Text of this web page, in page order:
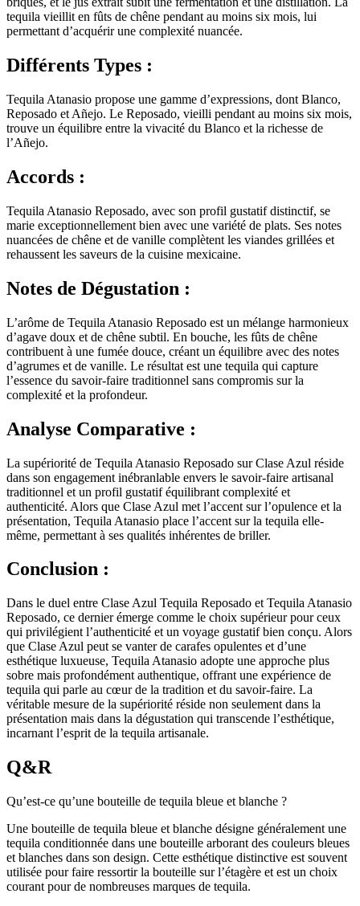
tequila vieillit en fûts de chêne pendant au moins six mois, lui
permettant d’acquérir une complexité nuancée.
Différents Types :
Tequila Atanasio propose une gamme d’expressions, dont Blanco,
Reposado et Añejo. Le Reposado, vieilli pendant au moins six mois,
trouve un équilibre entre la vivacité du Blanco et la richesse de
l’Añejo.
Accords :
Tequila Atanasio Reposado, avec son profil gustatif distinctif, se
marie exceptionnellement bien avec une variété de plats. Ses notes
nuancées de chêne et de vanille complètent les viandes grillées et
rehaussent les saveurs de la cuisine mexicaine.
Notes de Dégustation :
L’arôme de Tequila Atanasio Reposado est un mélange harmonieux
d’agave doux et de chêne subtil. En bouche, les fûts de chêne
contribuent à une fumée douce, créant un équilibre avec des notes
d’agrumes et de vanille. Le résultat est une tequila qui capture
l’essence du savoir-faire traditionnel sans compromis sur la
complexité et la profondeur.
Analyse Comparative :
La supériorité de Tequila Atanasio Reposado sur Clase Azul réside
dans son engagement inébranlable envers le savoir-faire artisanal
traditionnel et un profil gustatif équilibrant complexité et
authenticité. Alors que Clase Azul met l’accent sur l’opulence et la
présentation, Tequila Atanasio place l’accent sur la tequila elle-
même, permettant à ses qualités inhérentes de briller.
Conclusion :
Dans le duel entre Clase Azul Tequila Reposado et Tequila Atanasio
Reposado, ce dernier émerge comme le choix supérieur pour ceux
qui privilégient l’authenticité et un voyage gustatif bien conçu. Alors
que Clase Azul peut se vanter de carafes opulentes et d’une
esthétique luxueuse, Tequila Atanasio adopte une approche plus
sobre mais profondément authentique, offrant une expérience de
tequila qui parle au cœur de la tradition et du savoir-faire. La
véritable mesure de la supériorité réside non seulement dans la
présentation mais dans la dégustation qui transcende l’esthétique,
incarnant l’esprit de la tequila artisanale.
Q&R
Qu’est-ce qu’une bouteille de tequila bleue et blanche ?
Une bouteille de tequila bleue et blanche désigne généralement une
tequila conditionnée dans une bouteille arborant des couleurs bleues
et blanches dans son design. Cette esthétique distinctive est souvent
utilisée pour faire ressortir la bouteille sur l’étagère et est un choix
courant pour de nombreuses marques de tequila.